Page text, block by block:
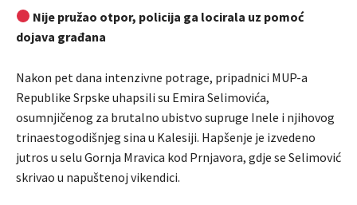
Nije pružao otpor, policija ga locirala uz pomoć
dojava građana
Nakon pet dana intenzivne potrage, pripadnici MUP-a
Republike Srpske uhapsili su Emira Selimovića,
osumnjičenog za brutalno ubistvo supruge Inele i njihovog
trinaestogodišnjeg sina u Kalesiji. Hapšenje je izvedeno
jutros u selu Gornja Mravica kod Prnjavora, gdje se Selimović
skrivao u napuštenoj vikendici.